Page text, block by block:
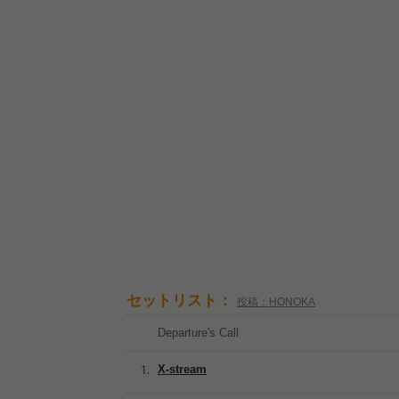
セットリスト： 投稿：HONOKA
Departure's Call
X-stream